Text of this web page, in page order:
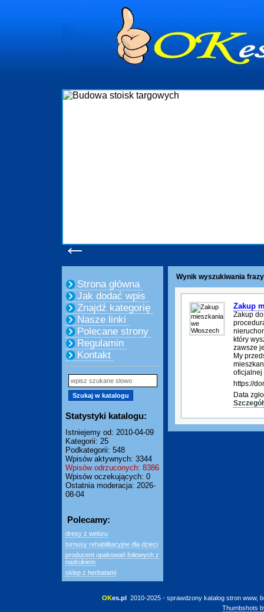
←
Strona główna
Jak dodać wpis
Znajdź kategorię
Nasze linki
Polecane strony
Regulamin
Kontakt
Statystyki katalogu:
Istniejemy od: 2010-04-09
Kategorii: 25
Podkategorii: 548
Wpisów aktywnych: 3344
Wpisów odrzuconych: 8386
Wpisów oczekujących: 0
Ostatnia moderacja: 2026-
08-04
Polecamy:
dresy z weluru
turnusy rehabilitacyjne dla dzieci
producent opakowań foliowych z
nadrukiem
sklep z herbatami
Wynik wyszukiwania
Zakup
Zakup
który
zawsze
My
oficjalnej
https://
Data
OKes.pl 2010-2025 - sprawdzony katalog stron www,
Thumbshots